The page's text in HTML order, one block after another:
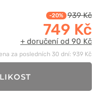
-20% 939 Kč
749 Kč
+ doručení od 90 Kč
za posledních 30 dní: 939 Kč